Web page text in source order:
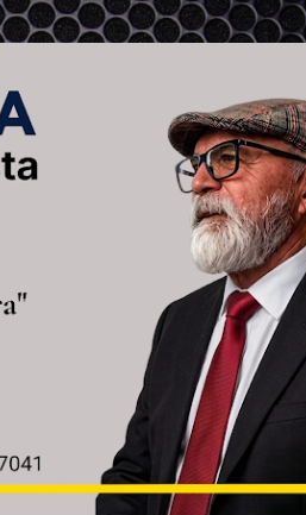
principal